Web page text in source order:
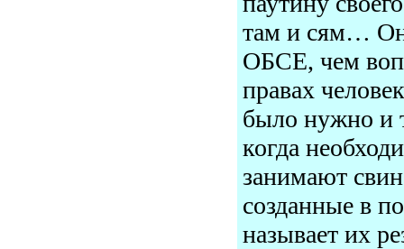
там и сям…
ОБСЕ, чем
правах
было нужно и
когда
занимают
созданные в
называет их